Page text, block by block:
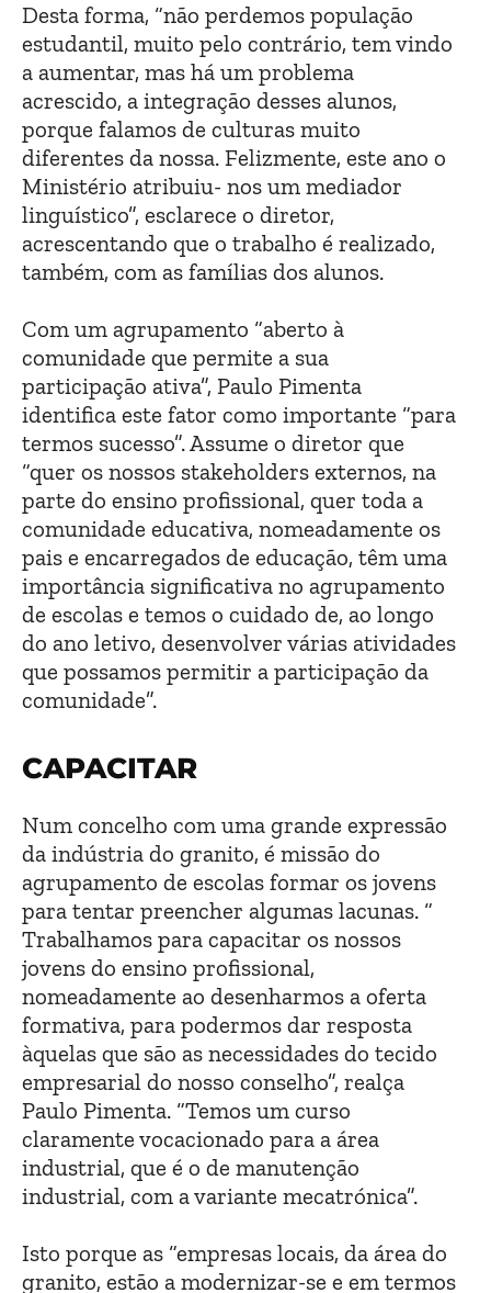
Desta forma, “não perdemos população
estudantil, muito pelo contrário, tem vindo
a aumentar, mas há um problema
acrescido, a integração desses alunos,
porque falamos de culturas muito
diferentes da nossa. Felizmente, este ano o
Ministério atribuiu- nos um mediador
linguístico”, esclarece o diretor,
acrescentando que o trabalho é realizado,
também, com as famílias dos alunos.
Com um agrupamento “aberto à
comunidade que permite a sua
participação ativa”, Paulo Pimenta
identifica este fator como importante “para
termos sucesso”. Assume o diretor que
“quer os nossos stakeholders externos, na
parte do ensino profissional, quer toda a
comunidade educativa, nomeadamente os
pais e encarregados de educação, têm uma
importância significativa no agrupamento
de escolas e temos o cuidado de, ao longo
do ano letivo, desenvolver várias atividades
que possamos permitir a participação da
comunidade”.
CAPACITAR
Num concelho com uma grande expressão
da indústria do granito, é missão do
agrupamento de escolas formar os jovens
para tentar preencher algumas lacunas. “
Trabalhamos para capacitar os nossos
jovens do ensino profissional,
nomeadamente ao desenharmos a oferta
formativa, para podermos dar resposta
àquelas que são as necessidades do tecido
empresarial do nosso conselho”, realça
Paulo Pimenta. “Temos um curso
claramente vocacionado para a área
industrial, que é o de manutenção
industrial, com a variante mecatrónica”.
Isto porque as “empresas locais, da área do
granito, estão a modernizar-se e em termos